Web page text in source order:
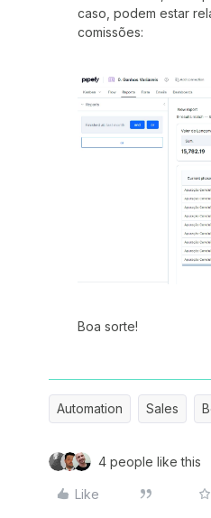
caso, podem estar
comissões:
Boa sorte!
Automation Sales
4 people like this
Like